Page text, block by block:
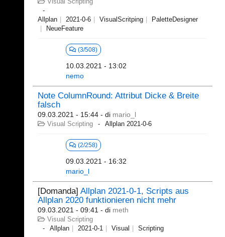
Allplan 2021-0-6 VisualScritping
PaletteDesigner
NeueFeature
(3/508)
10.03.2021 - 13:02
nemo
Note ColumnRound: Attribut Dicke & Breite
falsch
09.03.2021 - 15:44 - di mario_l
Visual Scripting Allplan 2021-0-6
(2/258)
09.03.2021 - 16:32
mario_l
[Domanda] Allplan 2021-0-1, Scripts aus
Allplan 2020 funktionieren nicht mehr
09.03.2021 - 09:41 - di meth
Visual Scripting
Allplan
2021-0-1 Visual Scripting